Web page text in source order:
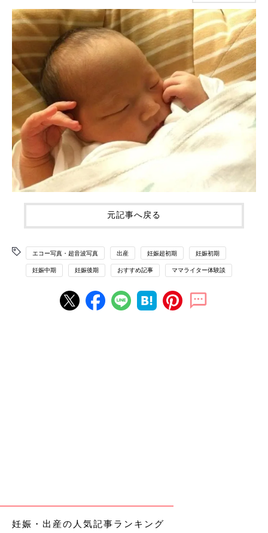
元記事へ戻る
エコー写真・超音波写真 出産 妊娠超初期 妊娠初期
妊娠中期 妊娠後期 おすすめ記事 ママライター体験談
妊娠・出産の人気記事ランキング